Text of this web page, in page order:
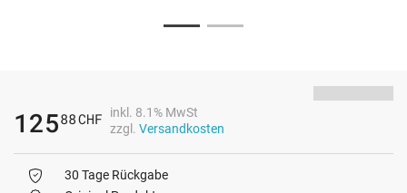
12588CHF
inkl. 8.1% MwSt
zzgl. Versandkosten
30 Tage Rückgabe